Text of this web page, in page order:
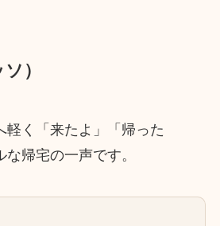
）
軽く「来たよ」「帰った
帰宅の一声です。